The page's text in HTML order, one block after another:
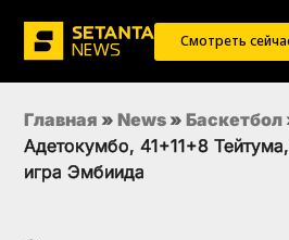
Смотреть
Главная » News » Баскетбол
Адетокумбо, 41+11+8
игра Эмбиида